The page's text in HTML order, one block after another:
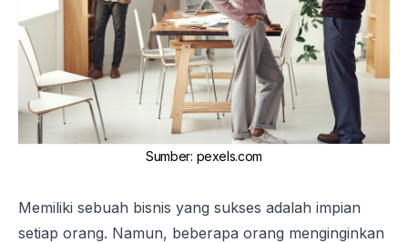
Sumber: pexels.com
Memiliki sebuah bisnis yang sukses adalah impian
setiap orang. Namun, beberapa orang menginginkan